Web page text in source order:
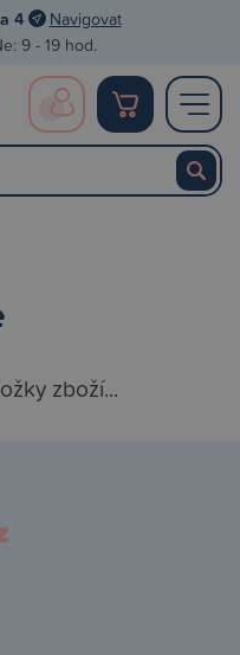
4 Navigovat
9 - 19 hod.
zboží...